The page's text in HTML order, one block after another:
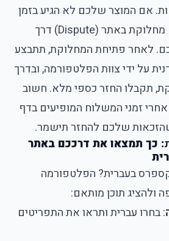
אם המוצר שלכם לא הגיע בזמן
המובטח, תוכלו לפתוח מחלוקת באתר (Dispute) דרך
לאחר פתיחת המחלוקת, תתבצע
על ידי צוות הפלטפורמה, ובדרך
תקבלו החזר כספי מלא. חשוב
זמני המשלוח המופיעים בדף
שלכם להחזר תישמר.
: כך תמצאו את דרככם באתר
בעברית? הפלטפורמה
תוכן מותאם:
: בחרו עברית ותראו את התפריטים